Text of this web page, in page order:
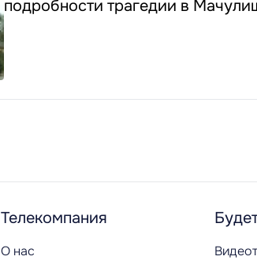
подробности трагедии в
Телекомпания
О нас